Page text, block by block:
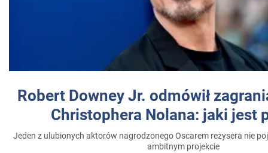
Robert Downey Jr. odmówił
Christophera Nolana: jaki jest
Jeden z ulubionych aktorów nagrodzonego Oscarem reżysera nie
ambitnym projekcie